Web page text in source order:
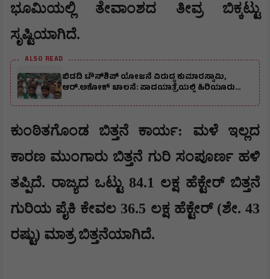
ಭೂಮಿಯಲ್ಲಿ ತೇವಾಂಶದ ತೀವ್ರ ಬಿಕ್ಕಟ್ಟು
ಸೃಷ್ಟಿಯಾಗಿದೆ.
ALSO READ
ಬಿಡದಿ ಟೌನ್‌ಶಿಪ್‌ ಯೋಜನೆ ವಿರುದ್ಧ ಕುಮಾರಸ್ವಾಮಿ,
ಆರ್.ಅಶೋಕ್ ಚಾಲನೆ: ಪಾದಯಾತ್ರೆಯಲ್ಲಿ ಹಿರಿಯೂರು
​ಕುಂಠಿತಗೊಂಡ ಬಿತ್ತನೆ ಕಾರ್ಯ: ಮಳೆ ಇಲ್ಲದ
ಕಾರಣ ಮುಂಗಾರು ಬಿತ್ತನೆ ಗುರಿ ಸಂಪೂರ್ಣ ಹಳಿ
ತಪ್ಪಿದೆ. ರಾಜ್ಯದ ಒಟ್ಟು 84.1 ಲಕ್ಷ ಹೆಕ್ಟೇರ್ ಬಿತ್ತನೆ
ಗುರಿಯ ಪೈಕಿ ಕೇವಲ 36.5 ಲಕ್ಷ ಹೆಕ್ಟೇರ್ (ಶೇ. 43
ರಷ್ಟು) ಮಾತ್ರ ಬಿತ್ತನೆಯಾಗಿದೆ.